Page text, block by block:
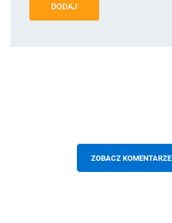
DODAJ
ZOBACZ KOMENTARZE